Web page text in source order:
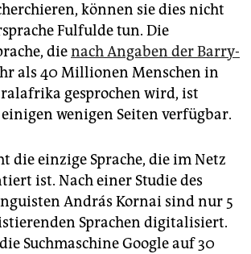
können sie dies nicht
Fulfulde tun. Die
dienach Angaben der Barry-
als 40 Millionen Menschen in
gesprochen wird, ist
wenigen Seiten verfügbar.
die einzige Sprache, die im Netz
ist. Nach einer Studie des
András Kornai sind nur 5
Sprachen digitalisiert.
Suchmaschine Google auf 30